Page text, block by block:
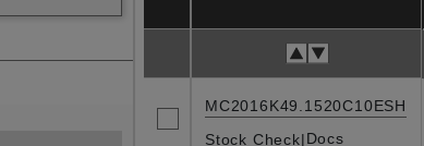
MC2016K49.1520C10ESH
Stock Check|Docs